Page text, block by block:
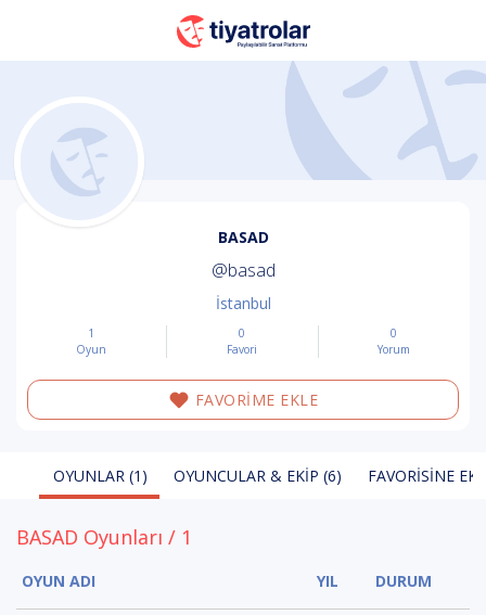
BASAD
@basad
İstanbul
1
Oyun
0
Favori
0
Yorum
FAVORİME EKLE
OYUNLAR (1) OYUNCULAR & EKIP (6) FAVORISINE
BASAD Oyunları / 1
OYUN ADI YIL DURUM